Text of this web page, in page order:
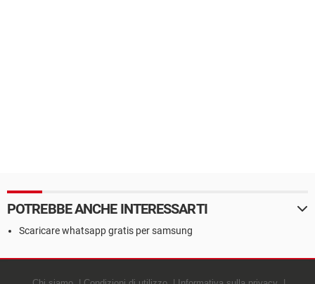
POTREBBE ANCHE INTERESSARTI
Scaricare whatsapp gratis per samsung